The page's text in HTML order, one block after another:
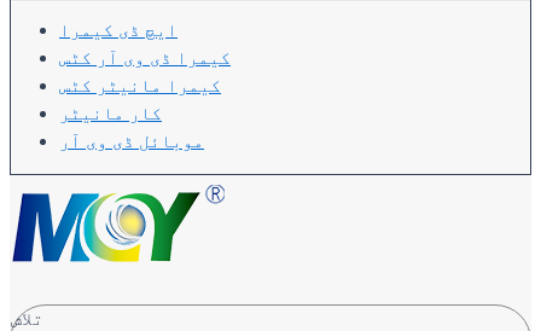
ایچ ڈی کیمرا
کیمرا ڈی وی آر کٹس
کیمرا مانیٹر کٹس
کار مانیٹر
موبائل ڈی وی آر
تلاش